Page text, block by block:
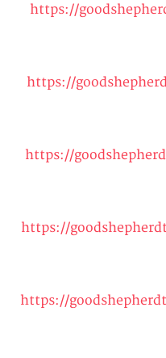
https://
https://
https://
https://
https://